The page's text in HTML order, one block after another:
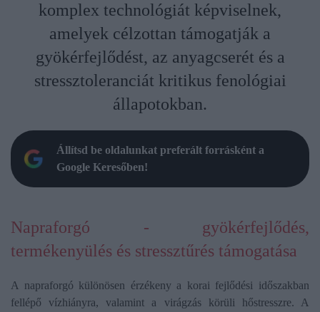
komplex technológiát képviselnek,
amelyek célzottan támogatják a
gyökérfejlődést, az anyagcserét és a
stressztoleranciát kritikus fenológiai
állapotokban.
Állítsd be oldalunkat preferált forrásként a
Google Keresőben!
Napraforgó - gyökérfejlődés,
termékenyülés és stressztűrés támogatása
A napraforgó különösen érzékeny a korai fejlődési időszakban
fellépő vízhiányra, valamint a virágzás körüli hőstresszre. A